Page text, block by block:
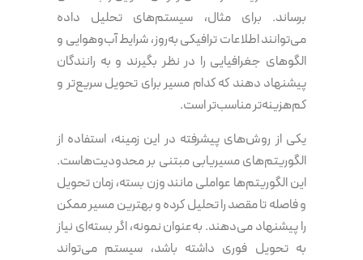
برساند. برای مثال، سیستم‌های تحلیل داده
می‌توانند اطلاعات ترافیکی به‌روز، شرایط آب‌وهوایی و
الگوهای جغرافیایی را در نظر بگیرند و به رانندگان
پیشنهاد دهند که کدام مسیر برای تحویل سریع‌تر و
کم‌هزینه‌تر مناسب‌تر است.
یکی از روش‌های پیشرفته در این زمینه، استفاده از
الگوریتم‌های مسیریابی مبتنی بر محدودیت‌هاست.
این الگوریتم‌ها عواملی مانند وزن بسته، زمان تحویل
و فاصله تا مقصد را تحلیل کرده و بهترین مسیر ممکن
را پیشنهاد می‌دهند. به‌عنوان نمونه، اگر بسته‌ای نیاز
به تحویل فوری داشته باشد، سیستم می‌تواند